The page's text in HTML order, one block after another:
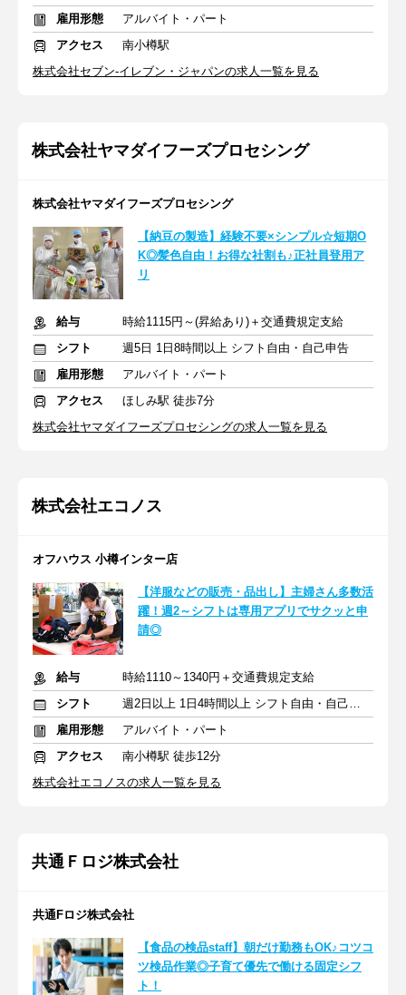
雇用形態
アルバイト・パート
アクセス
南小樽駅
株式会社セブン-イレブン・ジャパンの求人一覧を見る
株式会社ヤマダイフーズプロセシング
株式会社ヤマダイフーズプロセシング
【納豆の製造】経験不要×シンプル☆短期O
K◎髪色自由！お得な社割も♪正社員登用ア
リ
給与
時給1115円～(昇給あり)＋交通費規定支給
シフト
週5日 1日8時間以上 シフト自由・自己申告
雇用形態
アルバイト・パート
アクセス
ほしみ駅 徒歩7分
株式会社ヤマダイフーズプロセシングの求人一覧を見る
株式会社エコノス
オフハウス 小樽インター店
【洋服などの販売・品出し】主婦さん多数活
躍！週2～シフトは専用アプリでサクッと申
請◎
給与
時給1110～1340円＋交通費規定支給
シフト
週2日以上 1日4時間以上 シフト自由・自己申告
雇用形態
アルバイト・パート
アクセス
南小樽駅 徒歩12分
株式会社エコノスの求人一覧を見る
共通Ｆロジ株式会社
共通Fロジ株式会社
【食品の検品staff】朝だけ勤務もOK♪コツコ
ツ検品作業◎子育て優先で働ける固定シフ
ト！